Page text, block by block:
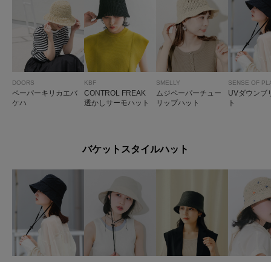
DOORS
ペーパーキリカエバ
ケハ
KBF
CONTROL FREAK
透かしサーモハット
SMELLY
ムジペーパーチュー
リップハット
SENSE OF
UVダウンブ
ト
バケットスタイルハット